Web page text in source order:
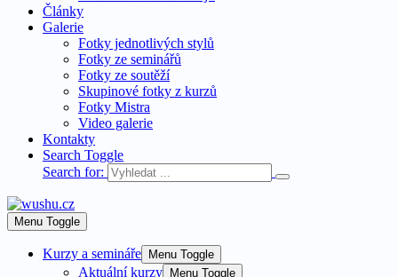
Články
Galerie
Fotky jednotlivých stylů
Fotky ze seminářů
Fotky ze soutěží
Skupinové fotky z kurzů
Fotky Mistra
Video galerie
Kontakty
Search Toggle
Search for:
Menu Toggle
Kurzy a semináře Menu Toggle
Aktuální kurzy Menu Toggle